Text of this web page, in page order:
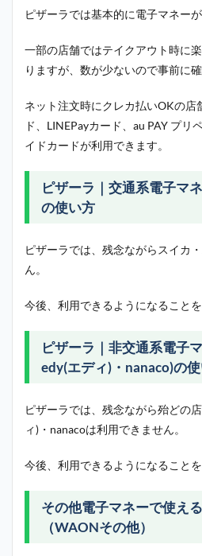
ピザーラでは基本的に電子マネー
一部の店舗ではテイクアウト時に
りますが、数が少ないので事前に確
ネット注文時にクレカ払いOKの店
ド、LINEPayカード、au PAY プリ
イドカードが利用できます。
ピザーラ｜交通系電子マ
の使い方
ピザーラでは、残念ながらスイカ
ん。
今後、利用できるようになることを
ピザーラ｜非交通系電子
edy(エディ)・nanaco)の
ピザーラでは、残念ながら殆どの
ィ)・nanacoは利用できません。
今後、利用できるようになることを
その他電子マネーで使え
（WAONその他）